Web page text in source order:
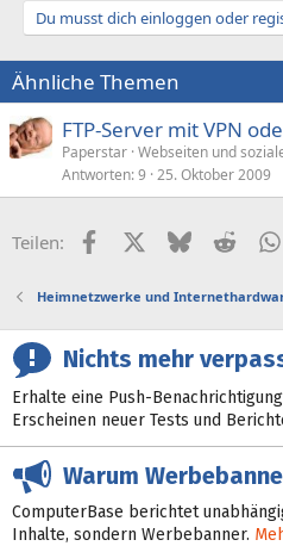
Du musst dich einloggen oder
Ähnliche Themen
FTP-Server mit VPN
Paperstar Webseiten und
Antworten 9 25. Oktober 2009
Teilen: FacebookX (Twitter)
BlueskyReddit
Heimnetzwerke und
Nichts mehr
Erhalte eine Push-
Erscheinen neuer Tests und
Warum
ComputerBase berichtet
Inhalte, sondern Werbebanner.